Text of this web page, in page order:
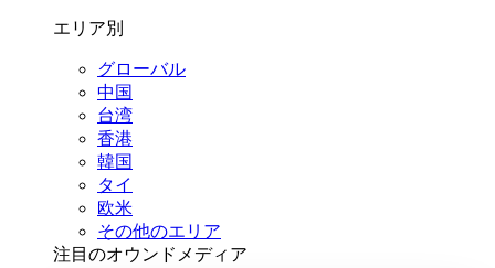
エリア別
グローバル
中国
台湾
香港
韓国
タイ
欧米
その他のエリア
注目のオウンドメディア